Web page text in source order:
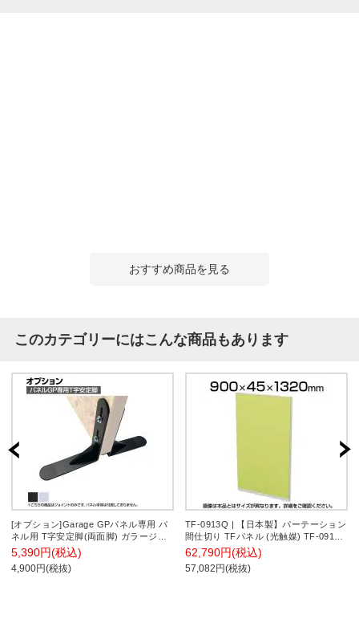
おすすめ商品を見る
このカテゴリーにはこんな商品もあります
[オプション]Garage GPパネル専用 パ
ネル用 T字安定脚(両面脚) ガラージ
GP-TAK
5,390円(税込)
4,900円(税抜)
TF-0913Q | 【日本製】パーテーション
間仕切り TFパネル (光触媒) TF-0913Q
W4 幅900×奥行45×高さ1320mm プラ
ス(PLUS)
62,790円(税込)
57,082円(税抜)